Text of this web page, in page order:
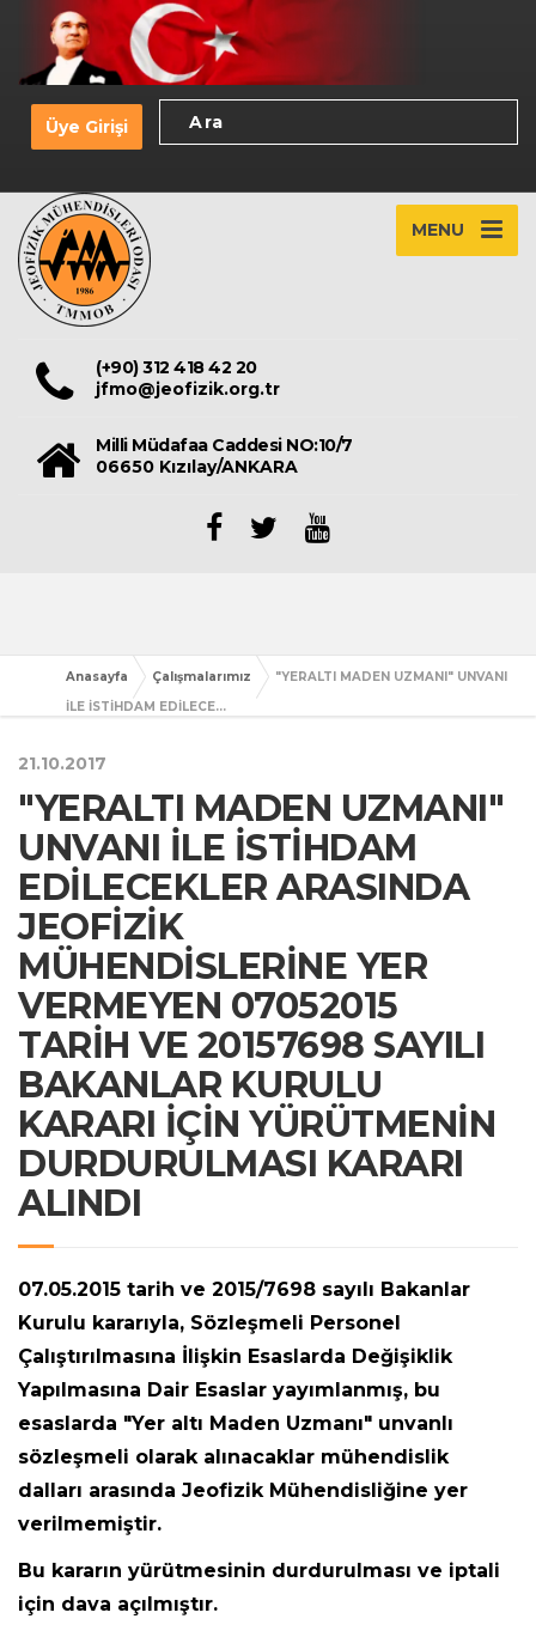
Üye Girişi
MENU
(+90) 312 418 42 20
jfmo@jeofizik.org.tr
Milli Müdafaa Caddesi NO:10/7
06650 Kızılay/ANKARA
Anasayfa Çalışmalarımız
"YERALTI MADEN UZMANI" UNVANI
İLE İSTİHDAM EDİLECE...
21.10.2017
"YERALTI MADEN UZMANI"
UNVANI İLE İSTİHDAM
EDİLECEKLER ARASINDA
JEOFİZİK
MÜHENDİSLERİNE YER
VERMEYEN 07052015
TARİH VE 20157698 SAYILI
BAKANLAR KURULU
KARARI İÇİN YÜRÜTMENİN
DURDURULMASI KARARI
ALINDI
07.05.2015 tarih ve 2015/7698 sayılı Bakanlar
Kurulu kararıyla, Sözleşmeli Personel
Çalıştırılmasına İlişkin Esaslarda Değişiklik
Yapılmasına Dair Esaslar yayımlanmış, bu
esaslarda "Yer altı Maden Uzmanı" unvanlı
sözleşmeli olarak alınacaklar mühendislik
dalları arasında Jeofizik Mühendisliğine yer
verilmemiştir.
Bu kararın yürütmesinin durdurulması ve iptali
için dava açılmıştır.